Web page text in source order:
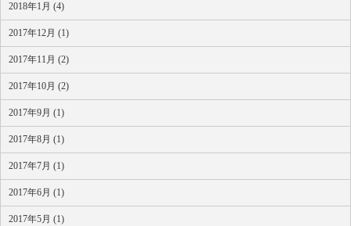
2018年1月 (4)
2017年12月 (1)
2017年11月 (2)
2017年10月 (2)
2017年9月 (1)
2017年8月 (1)
2017年7月 (1)
2017年6月 (1)
2017年5月 (1)